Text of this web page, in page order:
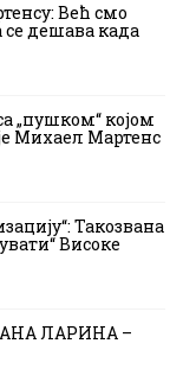
Већ смо
дешава када
„пушком“ којом
Михаел Мартенс
Такозвана
Високе
ЛАРИНА –